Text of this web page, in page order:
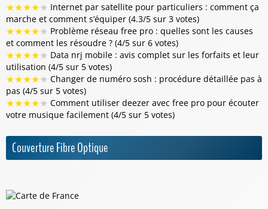
★★★★★ Internet par satellite pour particuliers : comment ça
marche et comment s’équiper (4.3/5 sur 3 votes)
★★★★★ Problème réseau free pro : quelles sont les causes
et comment les résoudre ? (4/5 sur 6 votes)
★★★★★ Data nrj mobile : avis complet sur les forfaits et leur
utilisation (4/5 sur 5 votes)
★★★★★ Changer de numéro sosh : procédure détaillée pas à
pas (4/5 sur 5 votes)
★★★★★ Comment utiliser deezer avec free pro pour écouter
votre musique facilement (4/5 sur 5 votes)
Couverture Fibre Optique